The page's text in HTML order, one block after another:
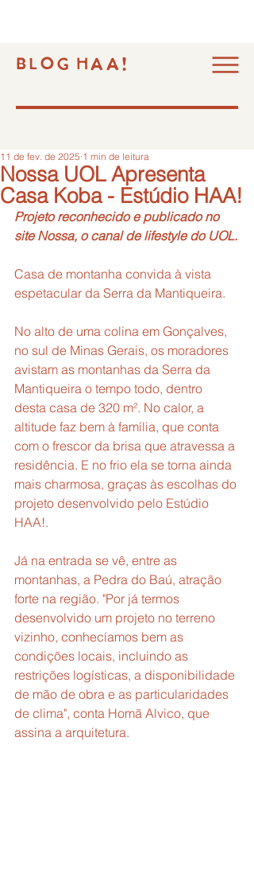
BLOG HAA!
Nossa UOL Apresenta
Casa Koba - Estúdio HAA!
11 de fev. de 2025 1 min de leitura
Projeto reconhecido e publicado no
site Nossa, o canal de lifestyle do UOL.
Casa de montanha convida à vista
espetacular da Serra da Mantiqueira.
No alto de uma colina em Gonçalves,
no sul de Minas Gerais, os moradores
avistam as montanhas da Serra da
Mantiqueira o tempo todo, dentro
desta casa de 320 m². No calor, a
altitude faz bem à família, que conta
com o frescor da brisa que atravessa a
residência. E no frio ela se torna ainda
mais charmosa, graças às escolhas do
projeto desenvolvido pelo Estúdio
HAA!.
Já na entrada se vê, entre as
montanhas, a Pedra do Baú, atração
forte na região. "Por já termos
desenvolvido um projeto no terreno
vizinho, conhecíamos bem as
condições locais, incluindo as
restrições logísticas, a disponibilidade
de mão de obra e as particularidades
de clima", conta Homã Alvico, que
assina a arquitetura.